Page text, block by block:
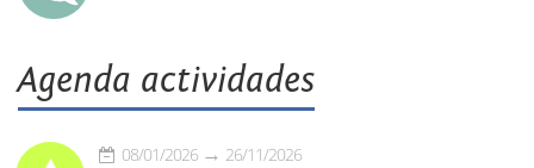
Agenda actividades
08/01/2026 26/11/2026